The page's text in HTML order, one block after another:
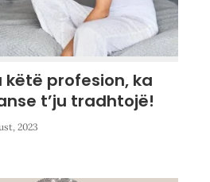
këtë profesion, ka
t’ju tradhtojë!
2023